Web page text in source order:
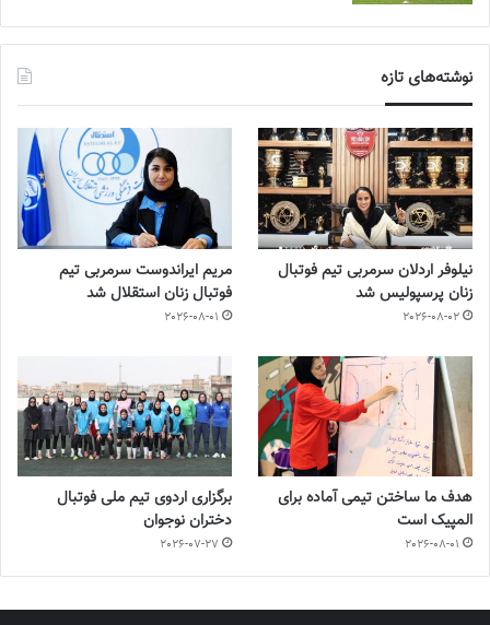
نوشته‌های تازه
نیلوفر اردلان سرمربی تیم فوتبال
زنان پرسپولیس شد
2026-08-02
مریم ایراندوست سرمربی تیم
فوتبال زنان استقلال شد
2026-08-01
هدف ما ساختن تیمی آماده برای
المپیک است
2026-08-01
برگزاری اردوی تیم ملی فوتبال
دختران نوجوان
2026-07-27